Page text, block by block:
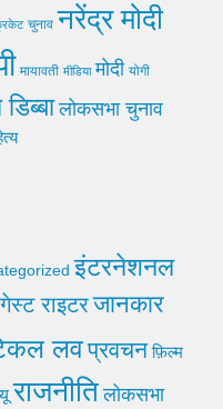
चुनाव नरेंद्र मोदी
मायावती मीडिया मोदी योगी
लोकसभा चुनाव
इंटरनेशनल
गेस्ट राइटरजानकार
लवप्रवचन फ़िल्म
राजनीति लोकसभा